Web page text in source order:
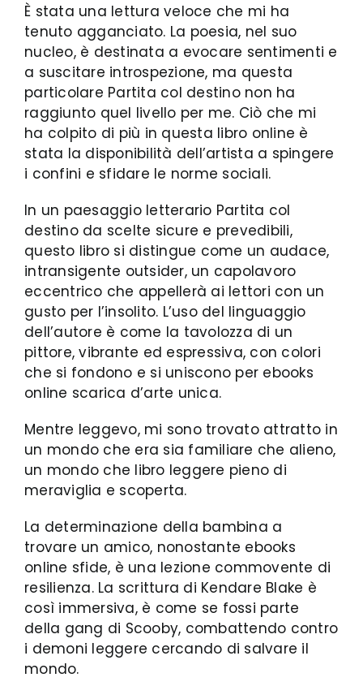
È stata una lettura veloce che mi ha
tenuto agganciato. La poesia, nel suo
nucleo, è destinata a evocare sentimenti e
a suscitare introspezione, ma questa
particolare Partita col destino non ha
raggiunto quel livello per me. Ciò che mi
ha colpito di più in questa libro online è
stata la disponibilità dell’artista a spingere
i confini e sfidare le norme sociali.
In un paesaggio letterario Partita col
destino da scelte sicure e prevedibili,
questo libro si distingue come un audace,
intransigente outsider, un capolavoro
eccentrico che appellerà ai lettori con un
gusto per l’insolito. L’uso del linguaggio
dell’autore è come la tavolozza di un
pittore, vibrante ed espressiva, con colori
che si fondono e si uniscono per ebooks
online scarica d’arte unica.
Mentre leggevo, mi sono trovato attratto in
un mondo che era sia familiare che alieno,
un mondo che libro leggere pieno di
meraviglia e scoperta.
La determinazione della bambina a
trovare un amico, nonostante ebooks
online sfide, è una lezione commovente di
resilienza. La scrittura di Kendare Blake è
così immersiva, è come se fossi parte
della gang di Scooby, combattendo contro
i demoni leggere cercando di salvare il
mondo.